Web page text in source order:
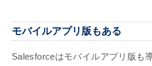
モバイルアプリ版もある
Salesforceはモバイルアプリ版も